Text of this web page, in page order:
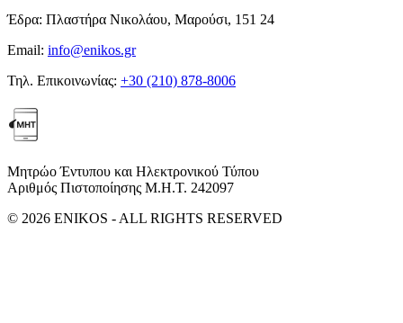
Έδρα: Πλαστήρα Νικολάου, Μαρούσι, 151 24
Email: info@enikos.gr
Τηλ. Επικοινωνίας: +30 (210) 878-8006
Μητρώο Έντυπου και Ηλεκτρονικού Τύπου
Αριθμός Πιστοποίησης Μ.Η.Τ. 242097
© 2026 ENIKOS - ALL RIGHTS RESERVED